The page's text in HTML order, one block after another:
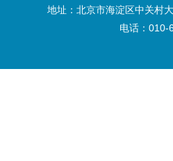
地址：北京市海淀区中关村
电话：